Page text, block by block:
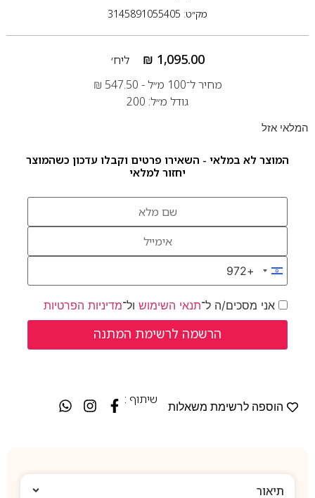
מק״ט: 3145891055405
₪ 1,095.00
ליח׳
מחיר ל־100 מ״ל -
₪ 547.50
גודל מ״ל: 200
המלאי אזל
המוצר לא במלאי - השאירו פרטים וקבלו עדכון כשהמוצר
יחזור למלאי
Israel +972
+972
אני מסכים/ה ל־תנאי השימושול־מדיניות הפרטיות
הוספה לרשימת משאלות
שיתוף :
תיאור